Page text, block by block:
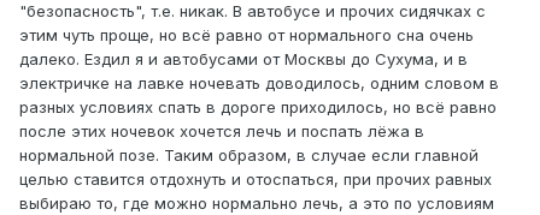
"безопасность", т.е. никак. В автобусе и прочих сидячках с
этим чуть проще, но всё равно от нормального сна очень
далеко. Ездил я и автобусами от Москвы до Сухума, и в
электричке на лавке ночевать доводилось, одним словом в
разных условиях спать в дороге приходилось, но всё равно
после этих ночевок хочется лечь и поспать лёжа в
нормальной позе. Таким образом, в случае если главной
целью ставится отдохнуть и отоспаться, при прочих равных
выбираю то, где можно нормально лечь, а это по условиям